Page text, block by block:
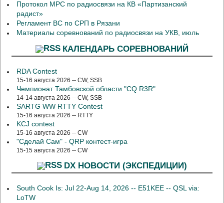
Протокол МРС по радиосвязи на КВ «Партизанский
радист»
Регламент ВС по СРП в Рязани
Материалы соревнований по радиосвязи на УКВ, июль
КАЛЕНДАРЬ СОРЕВНОВАНИЙ
RDA Contest
15-16 августа 2026 -- CW, SSB
Чемпионат Тамбовской области "CQ R3R"
14-14 августа 2026 -- CW, SSB
SARTG WW RTTY Contest
15-16 августа 2026 -- RTTY
KCJ contest
15-16 августа 2026 -- CW
"Сделай Сам" - QRP контест-игра
15-15 августа 2026 -- CW
DX НОВОСТИ (ЭКСПЕДИЦИИ)
South Cook Is: Jul 22-Aug 14, 2026 -- E51KEE -- QSL via:
LoTW